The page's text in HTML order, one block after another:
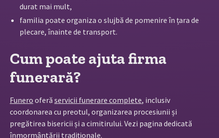
durat mai mult,
familia poate organiza o slujbă de pomenire în țara de
plecare, înainte de transport.
Cum poate ajuta firma
funerară?
Funero oferă servicii funerare complete, inclusiv
coordonarea cu preotul, organizarea procesiunii și
pregătirea bisericii și a cimitirului. Vezi pagina dedicată
înmormântării tradiționale.